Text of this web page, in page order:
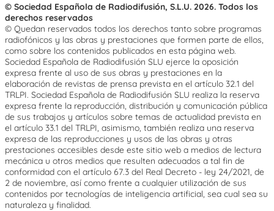
© Sociedad Española de Radiodifusión, S.L.U. 2026. Todos los
derechos reservados
© Quedan reservados todos los derechos tanto sobre programas
radiofónicos y las obras y prestaciones que formen parte de ellos,
como sobre los contenidos publicados en esta página web.
Sociedad Española de Radiodifusión SLU ejerce la oposición
expresa frente al uso de sus obras y prestaciones en la
elaboración de revistas de prensa prevista en el artículo 32.1 del
TRLPI. Sociedad Española de Radiodifusión SLU realiza la reserva
expresa frente la reproducción, distribución y comunicación pública
de sus trabajos y artículos sobre temas de actualidad prevista en
el artículo 33.1 del TRLPI, asimismo, también realiza una reserva
expresa de las reproducciones y usos de las obras y otras
prestaciones accesibles desde este sitio web a medios de lectura
mecánica u otros medios que resulten adecuados a tal fin de
conformidad con el artículo 67.3 del Real Decreto - ley 24/2021, de
2 de noviembre, así como frente a cualquier utilización de sus
contenidos por tecnologías de inteligencia artificial, sea cual sea su
naturaleza y finalidad.